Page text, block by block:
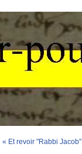
« Et revoir "Rabbi Jacob".